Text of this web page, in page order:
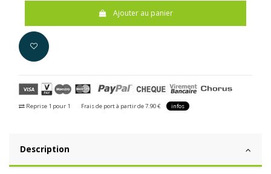
Ajouter au panier
Reprise 1 pour 1 Frais de port à partir de 7.90 € infos
Description